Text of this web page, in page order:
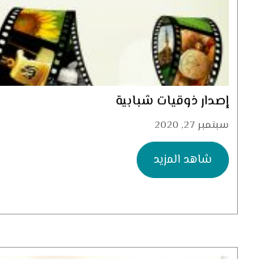
إصدار ذوقيات شبابية
سبتمبر 27, 2020
شاهد المزيد